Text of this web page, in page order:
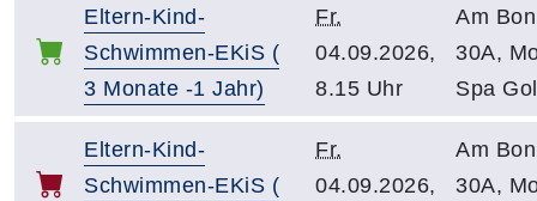
Eltern-Kind-
Schwimmen-EKiS (
3 Monate -1 Jahr)
Fr.
04.09.2026,
8.15 Uhr
Am
30A,
Spa
Eltern-Kind-
Schwimmen-EKiS (
Fr.
04.09.2026,
Am
30A,